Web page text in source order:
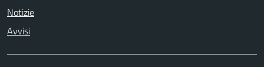
Notizie
Avvisi